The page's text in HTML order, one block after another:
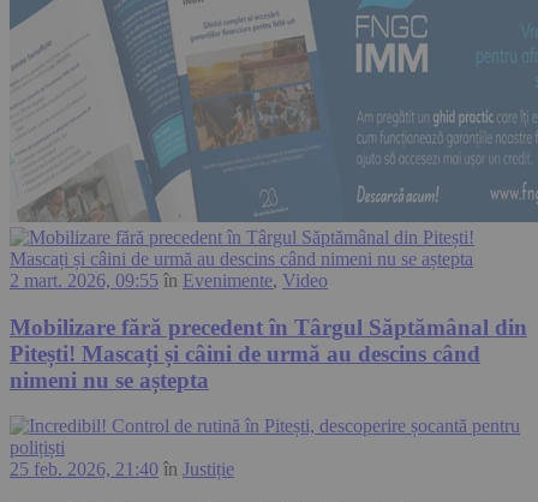
2 mart. 2026, 09:55 în Evenimente, Video
Mobilizare fără precedent în Târgul Săptămânal din
Pitești! Mascați și câini de urmă au descins când
nimeni nu se aștepta
25 feb. 2026, 21:40 în Justiție